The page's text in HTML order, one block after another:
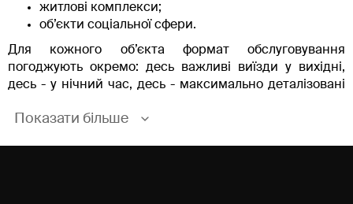
житлові комплекси;
об’єкти соціальної сфери.
Для кожного об’єкта формат обслуговування
погоджують окремо: десь важливі виїзди у вихідні,
десь - у нічний час, десь - максимально деталізовані
Показати більше